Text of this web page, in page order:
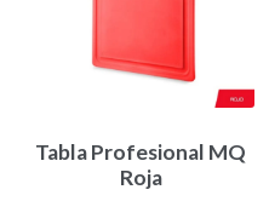
Tabla Profesional MQ
Roja